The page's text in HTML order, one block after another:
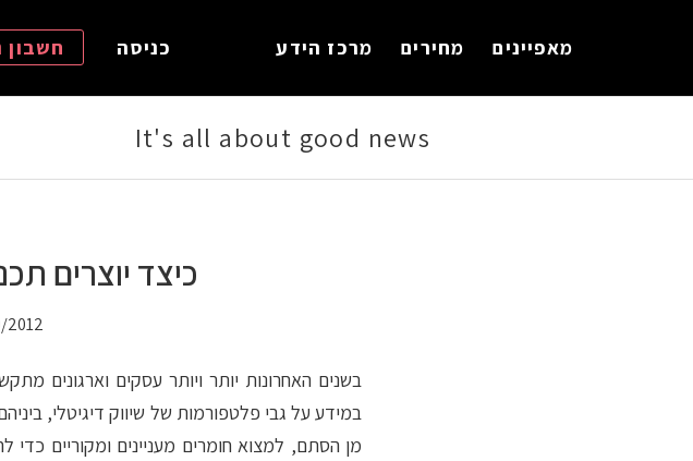
מאפיינים מחירים מרכז הידע כניסה חשבון
It's all about good news
כיצד יוצרים
2012
בשנים האחרונות יותר ויותר עסקים וארגונים
במידע על גבי פלטפורמות של שיווק דיגיטלי,
מן הסתם, למצוא חומרים מעניינים ומקוריים כדי